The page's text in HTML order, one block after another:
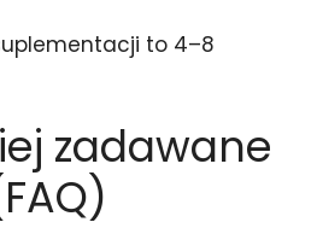
to 4–8
zadawane